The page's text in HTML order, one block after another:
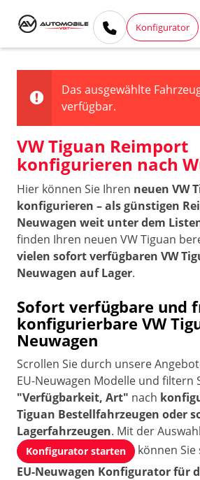
Konfigurator
Das ausgewählte
verfügbar.
VW Tiguan Reimport
konfigurieren nach
Hier können Sie Ihren neuen VW
konfigurieren – als günstigen
Neuwagen weit unter dem
finden Ihren neuen VW Tiguan
vielen sofort verfügbaren VW
Neuwagen auf Lager.
Sofort verfügbare und
konfigurierbare VW
Neuwagen
Scrollen Sie durch unsere
EU-Neuwagen Modelle und filtern
"Verfügbarkeit, Art" nach
Tiguan Bestellfahrzeugen oder
Lagerfahrzeugen. Mit der Auswahl
Konfigurator starten
können
EU-Neuwagen Konfigurator für